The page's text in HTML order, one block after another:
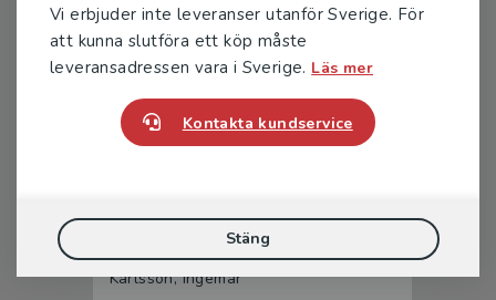
Vi erbjuder inte leveranser utanför Sverige. För
att kunna slutföra ett köp måste
leveransadressen vara i Sverige. Läs mer
Kontakta kundservice
Stäng
Elever i matematiksvårigheter
Karlsson, Ingemar